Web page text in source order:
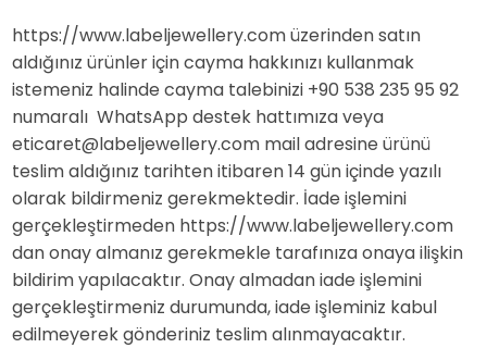
https://www.labeljewellery.com üzerinden satın
aldığınız ürünler için cayma hakkınızı kullanmak
istemeniz halinde cayma talebinizi +90 538 235 95 92
numaralı WhatsApp destek hattımıza veya
eticaret@labeljewellery.com mail adresine ürünü
teslim aldığınız tarihten itibaren 14 gün içinde yazılı
olarak bildirmeniz gerekmektedir. İade işlemini
gerçekleştirmeden https://www.labeljewellery.com
dan onay almanız gerekmekle tarafınıza onaya ilişkin
bildirim yapılacaktır. Onay almadan iade işlemini
gerçekleştirmeniz durumunda, iade işleminiz kabul
edilmeyerek gönderiniz teslim alınmayacaktır.